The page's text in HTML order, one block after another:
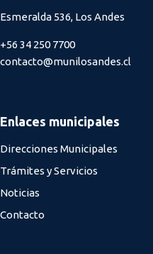
Esmeralda 536, Los Andes
+56 34 250 7700
contacto@munilosandes.cl
Enlaces municipales
Direcciones Municipales
Trámites y Servicios
Noticias
Contacto